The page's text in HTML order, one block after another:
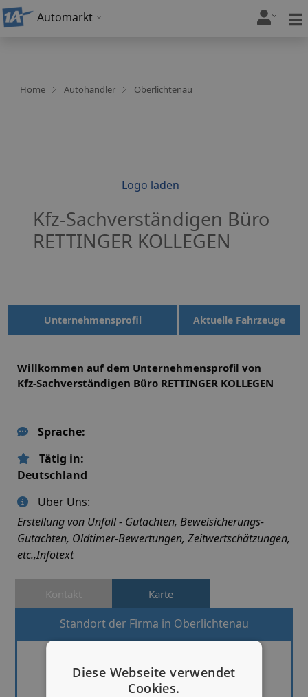
Automarkt
Home Autohändler Oberlichtenau
Logo laden
Kfz-Sachverständigen Büro
RETTINGER KOLLEGEN
Unternehmensprofil Aktuelle Fahrzeuge
Willkommen auf dem Unternehmensprofil von
Kfz-Sachverständigen Büro RETTINGER KOLLEGEN
Sprache:
Tätig in:
Deutschland
Über Uns:
Erstellung von Unfall - Gutachten, Beweisicherungs-
Gutachten, Oldtimer-Bewertungen, Zeitwertschätzungen,
etc.,Infotext
Kontakt Karte
Standort der Firma in Oberlichtenau
Diese Webseite verwendet
Cookies.